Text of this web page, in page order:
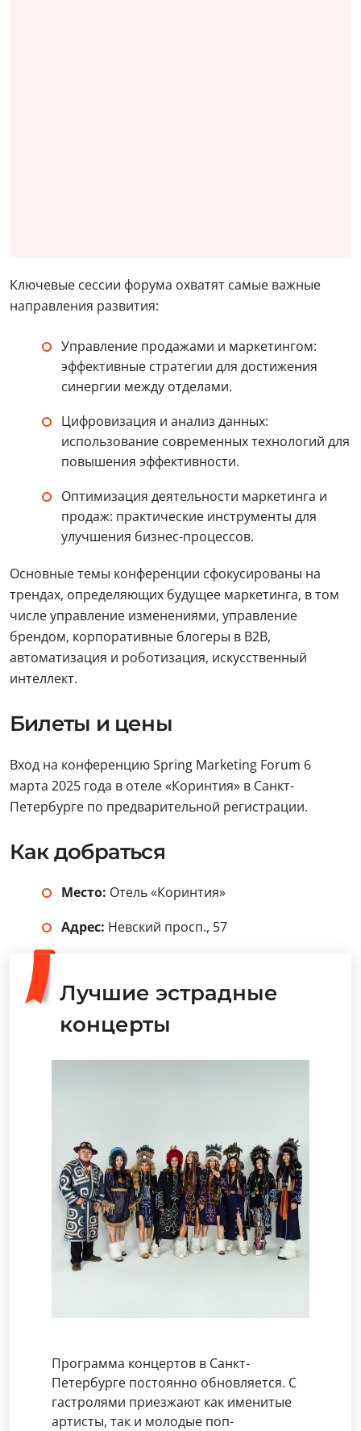
Ключевые сессии форума охватят самые важные
направления развития:
Управление продажами и маркетингом:
эффективные стратегии для достижения
синергии между отделами.
Цифровизация и анализ данных:
использование современных технологий для
повышения эффективности.
Оптимизация деятельности маркетинга и
продаж: практические инструменты для
улучшения бизнес-процессов.
Основные темы конференции сфокусированы на
трендах, определяющих будущее маркетинга, в том
числе управление изменениями, управление
брендом, корпоративные блогеры в B2B,
автоматизация и роботизация, искусственный
интеллект.
Билеты и цены
Вход на конференцию Spring Marketing Forum 6
марта 2025 года в отеле «Коринтия» в Санкт-
Петербурге по предварительной регистрации.
Как добраться
Место: Отель «Коринтия»
Адрес: Невский просп., 57
Лучшие эстрадные
концерты
Программа концертов в Санкт-
Петербурге постоянно обновляется. С
гастролями приезжают как именитые
артисты, так и молодые поп-